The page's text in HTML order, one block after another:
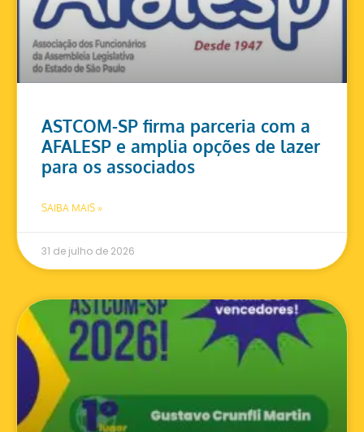
ASTCOM-SP firma parceria com a
AFALESP e amplia opções de lazer
para os associados
SAIBA MAIS »
31 de julho de 2026